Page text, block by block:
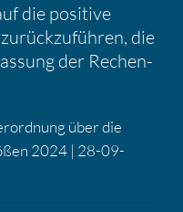
die positive
die
der Rechen­
über die
2024 | 28-09-